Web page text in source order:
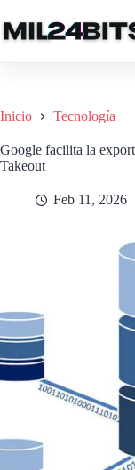
al
contenido
Inicio Tecnología
Google facilita la
Takeout
Feb 11, 2026